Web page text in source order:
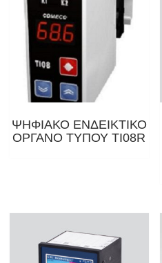
ΨΗΦΙΑΚΟ ΕΝΔΕΙΚΤΙΚΟ
ΟΡΓΑΝΟ ΤΥΠΟΥ TI08R